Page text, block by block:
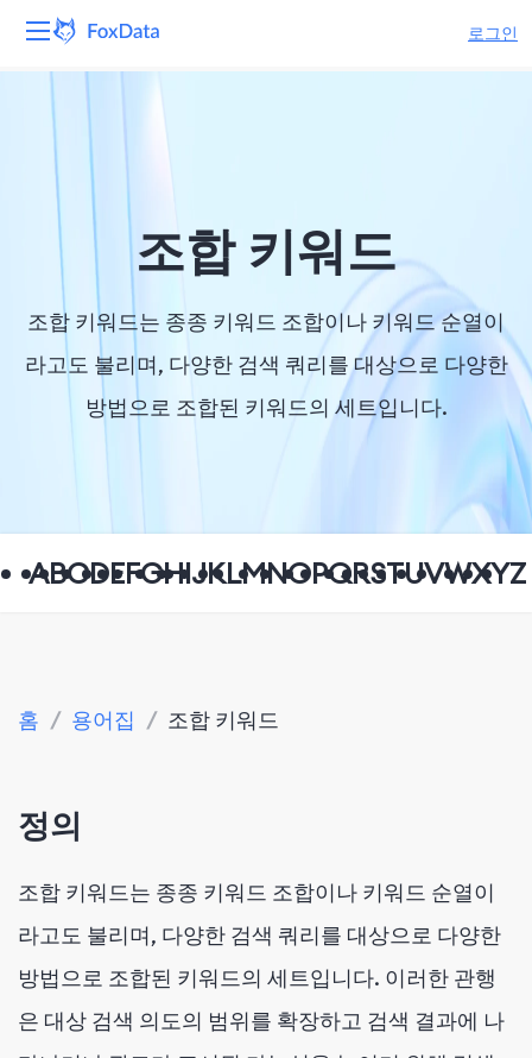
로그인
조합 키워드
조합 키워드는 종종 키워드 조합이나 키워드 순열이
라고도 불리며, 다양한 검색 쿼리를 대상으로 다양한
방법으로 조합된 키워드의 세트입니다.
ABCDEFGHIJKLMNOPQRSTUVWXYZ
홈 / 용어집 / 조합 키워드
정의
조합 키워드는 종종 키워드 조합이나 키워드 순열이
라고도 불리며, 다양한 검색 쿼리를 대상으로 다양한
방법으로 조합된 키워드의 세트입니다. 이러한 관행
은 대상 검색 의도의 범위를 확장하고 검색 결과에 나